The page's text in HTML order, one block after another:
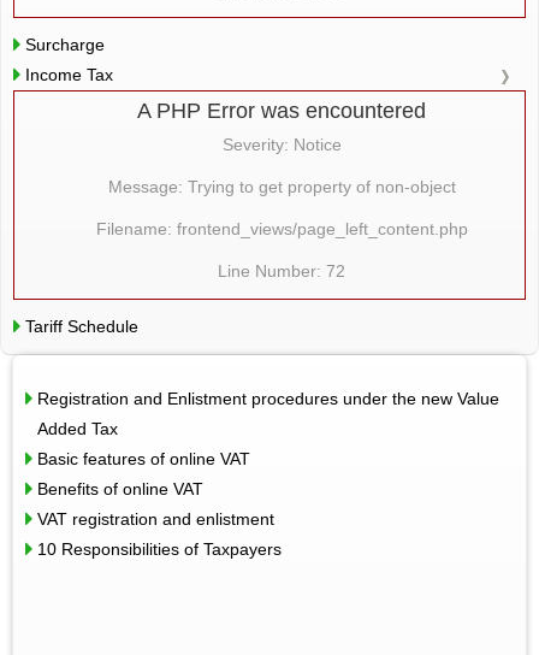
Surcharge
Income Tax
A PHP Error was encountered
Severity: Notice
Message: Trying to get property of non-object
Filename: frontend_views/page_left_content.php
Line Number: 72
Tariff Schedule
Registration and Enlistment procedures under the new Value
Added Tax
Basic features of online VAT
Benefits of online VAT
VAT registration and enlistment
10 Responsibilities of Taxpayers